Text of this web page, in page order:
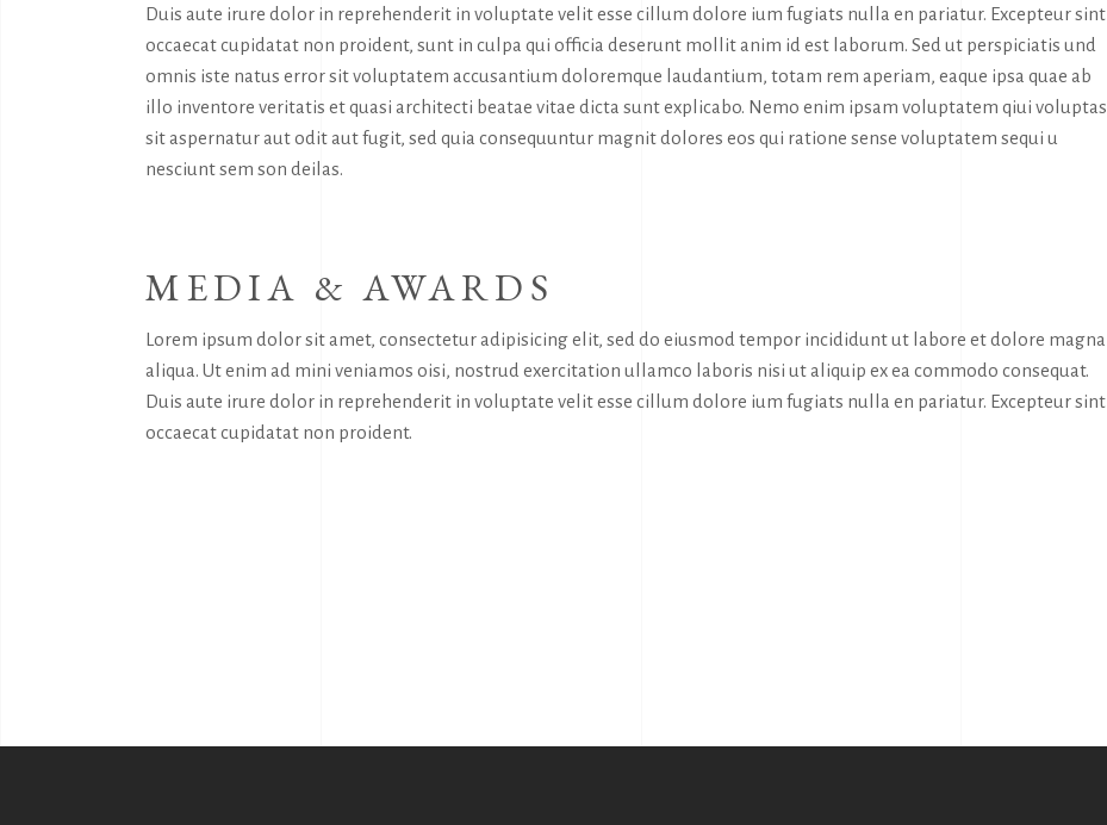
Duis aute irure dolor in reprehenderit in voluptate velit esse cillum dolore ium fugiats nulla en pariatur. Excepteur sint
occaecat cupidatat non proident, sunt in culpa qui officia deserunt mollit anim id est laborum. Sed ut perspiciatis und
omnis iste natus error sit voluptatem accusantium doloremque laudantium, totam rem aperiam, eaque ipsa quae ab
illo inventore veritatis et quasi architecti beatae vitae dicta sunt explicabo. Nemo enim ipsam voluptatem qiui voluptas
sit aspernatur aut odit aut fugit, sed quia consequuntur magnit dolores eos qui ratione sense voluptatem sequi u
nesciunt sem son deilas.
MEDIA & AWARDS
Lorem ipsum dolor sit amet, consectetur adipisicing elit, sed do eiusmod tempor incididunt ut labore et dolore magna
aliqua. Ut enim ad mini veniamos oisi, nostrud exercitation ullamco laboris nisi ut aliquip ex ea commodo consequat.
Duis aute irure dolor in reprehenderit in voluptate velit esse cillum dolore ium fugiats nulla en pariatur. Excepteur sint
occaecat cupidatat non proident.